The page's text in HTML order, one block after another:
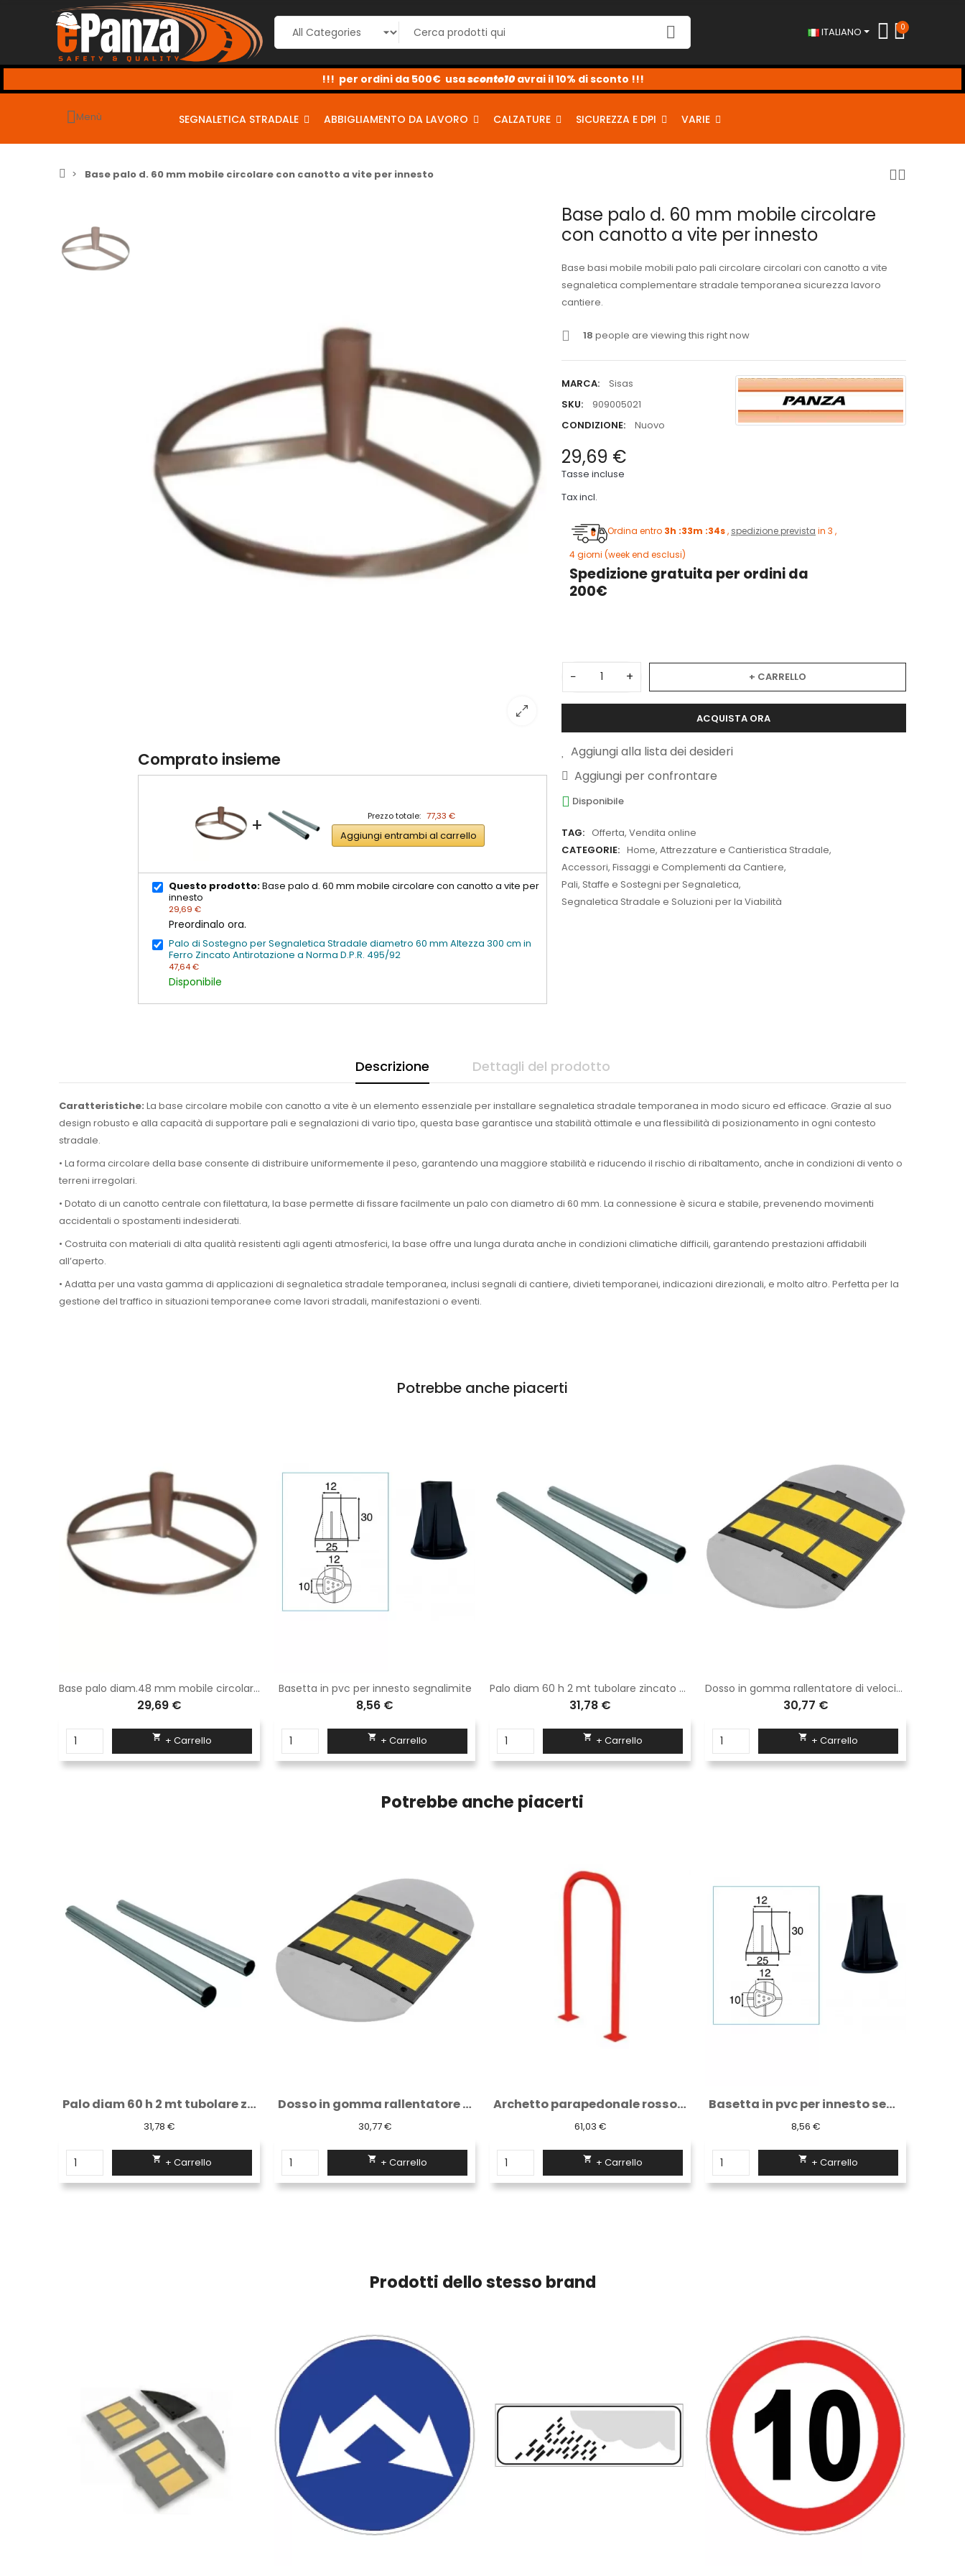
ITALIANO 0
sconto2
sconto5
sconto10
Menù SEGNALETICA STRADALE ABBIGLIAMENTO DA LAVORO CALZATURE SICUREZZA E DPI VARIE
Base palo d. 60 mm mobile circolare con canotto a vite per innesto
Comprato insieme
+ Prezzo totale: 77,33 €
Aggiungi entrambi al carrello
Questo prodotto:Base palo d. 60 mm mobile circolare con canotto a vite per
innesto
29,69 €
Preordinalo ora.
Palo di Sostegno per Segnaletica Stradale diametro 60 mm Altezza 300 cm in
Ferro Zincato Antirotazione a Norma D.P.R. 495/92
47,64 €
Disponibile
Base palo d. 60 mm mobile circolare
con canotto a vite per innesto
Base basi mobile mobili palo pali circolare circolari con canotto a vite
segnaletica complementare stradale temporanea sicurezza lavoro
cantiere.
18 people are viewing this right now
MARCA:
Sisas
SKU:
909005021
CONDIZIONE:
Nuovo
29,69 €
Tasse incluse
Tax incl.
Ordina entro 3h :33m :33s, spedizione previstain 3 ,
4 giorni (week end esclusi)
Spedizione gratuita per ordini da
200€
− + + CARRELLO
ACQUISTA ORA
Aggiungi alla lista dei desideri
Aggiungi per confrontare
Disponibile
TAG: Offerta, Vendita online
CATEGORIE: Home, Attrezzature e Cantieristica Stradale,
Accessori, Fissaggi e Complementi da Cantiere,
Pali, Staffe e Sostegni per Segnaletica,
Segnaletica Stradale e Soluzioni per la Viabilità
Descrizione Dettagli del prodotto
Caratteristiche: La base circolare mobile con canotto a vite è un elemento essenziale per installare segnaletica stradale temporanea in modo sicuro ed efficace. Grazie al suo
design robusto e alla capacità di supportare pali e segnalazioni di vario tipo, questa base garantisce una stabilità ottimale e una flessibilità di posizionamento in ogni contesto
stradale.
• La forma circolare della base consente di distribuire uniformemente il peso, garantendo una maggiore stabilità e riducendo il rischio di ribaltamento, anche in condizioni di vento o
terreni irregolari.
• Dotato di un canotto centrale con filettatura, la base permette di fissare facilmente un palo con diametro di 60 mm. La connessione è sicura e stabile, prevenendo movimenti
accidentali o spostamenti indesiderati.
• Costruita con materiali di alta qualità resistenti agli agenti atmosferici, la base offre una lunga durata anche in condizioni climatiche difficili, garantendo prestazioni affidabili
all’aperto.
• Adatta per una vasta gamma di applicazioni di segnaletica stradale temporanea, inclusi segnali di cantiere, divieti temporanei, indicazioni direzionali, e molto altro. Perfetta per la
gestione del traffico in situazioni temporanee come lavori stradali, manifestazioni o eventi.
Potrebbe anche piacerti
Base palo diam.48 mm mobile circolare con canotto a vite per innesto
29,69 €
 + Carrello
Basetta in pvc per innesto segnalimite
8,56 €
 + Carrello
Palo diam 60 h 2 mt tubolare zincato antirotazione
31,78 €
 + Carrello
Dosso in gomma rallentatore di velocità in gomma h 3 cm (60x48)-Esclusi Tasselli
30,77 €
 + Carrello
Potrebbe anche piacerti
Dosso in gomma rallentatore di velocità in...
30,77 €
 + Carrello
Archetto parapedonale rosso con piastre...
61,03 €
 + Carrello
Basetta in pvc per innesto segnalimite
8,56 €
 + Carrello
Base palo diam.48 mm mobile circolare con...
29,69 €
 + Carrello
Prodotti dello stesso brand